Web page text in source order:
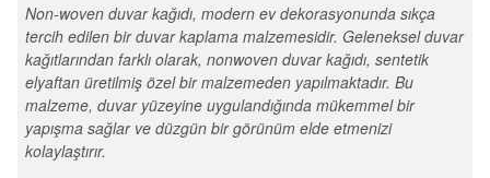
Non-woven duvar kağıdı, modern ev dekorasyonunda sıkça
tercih edilen bir duvar kaplama malzemesidir. Geleneksel duvar
kağıtlarından farklı olarak, nonwoven duvar kağıdı, sentetik
elyaftan üretilmiş özel bir malzemeden yapılmaktadır. Bu
malzeme, duvar yüzeyine uygulandığında mükemmel bir
yapışma sağlar ve düzgün bir görünüm elde etmenizi
kolaylaştırır.